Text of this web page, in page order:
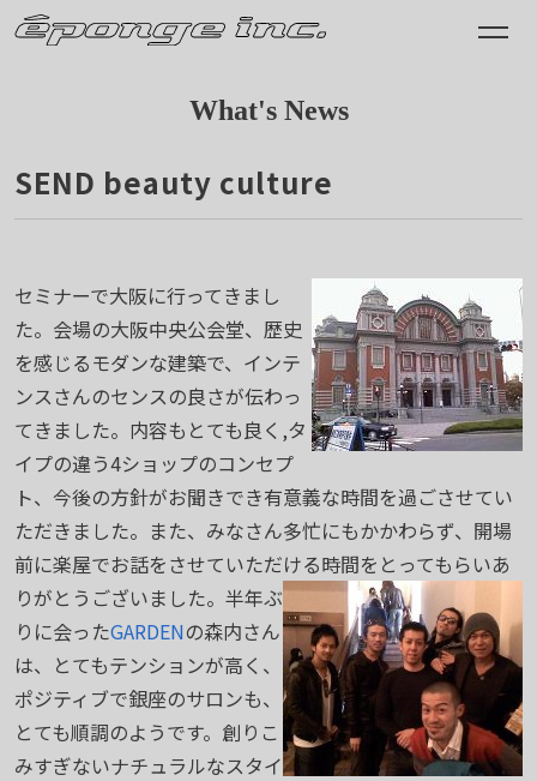
What's News
SEND beauty culture
セミナーで大阪に行ってきまし
た。会場の大阪中央公会堂、歴史
を感じるモダンな建築で、インテ
ンスさんのセンスの良さが伝わっ
てきました。内容もとても良く,タ
イプの違う4ショップのコンセプ
ト、今後の方針がお聞きでき有意義な時間を過ごさせてい
ただきました。また、みなさん多忙にもかかわらず、開場
前に楽屋でお話をさせていただける時間をとってもらいあ
りがとうございました。 半年ぶ
りに会ったGARDENの森内さん
は、とてもテンションが高く、
ポジティブで銀座のサロンも、
とても順調のようです。創りこ
みすぎないナチュラルなスタイ